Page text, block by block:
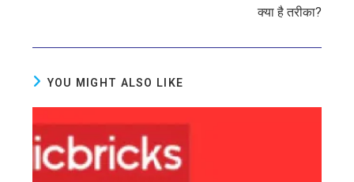
क्या है तरीका?
YOU MIGHT ALSO LIKE